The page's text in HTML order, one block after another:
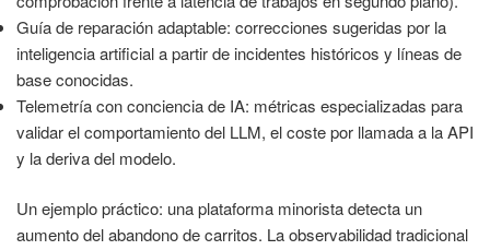
Guía de reparación adaptable: correcciones sugeridas por la
inteligencia artificial a partir de incidentes históricos y líneas de
base conocidas.
Telemetría con conciencia de IA: métricas especializadas para
validar el comportamiento del LLM, el coste por llamada a la API
y la deriva del modelo.
Un ejemplo práctico: una plataforma minorista detecta un
aumento del abandono de carritos. La observabilidad tradicional